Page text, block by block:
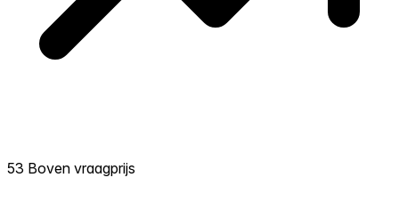
53 Boven vraagprijs